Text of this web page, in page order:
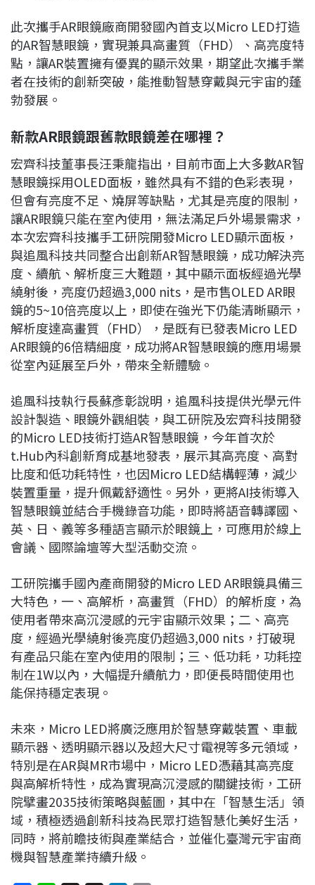
此次攜手AR眼鏡廠商開發國內首支以Micro LED打造
的AR智慧眼鏡，實現兼具高畫質（FHD）、高亮度特
點，讓AR裝置擁有優異的顯示效果，期望此次攜手業
者在技術的創新突破，能推動智慧穿戴與元宇宙的蓬
勃發展。
新款AR眼鏡跟舊款眼鏡差在哪裡？
宏齊科技董事長汪秉龍指出，目前市面上大多數AR智
慧眼鏡採用OLED面板，雖然具有不錯的色彩表現，
但會有亮度不足、燒屏等缺點，尤其是亮度的限制，
讓AR眼鏡只能在室內使用，無法滿足戶外場景需求，
本次宏齊科技攜手工研院開發Micro LED顯示面板，
與追風科技共同整合出創新AR智慧眼鏡，成功解決亮
度、續航、解析度三大難題，其中顯示面板經過光學
繞射後，亮度仍超過3,000 nits，是市售OLED AR眼
鏡的5~10倍亮度以上，即使在強光下仍能清晰顯示，
解析度達高畫質（FHD），是既有已發表Micro LED
AR眼鏡的6倍精細度，成功將AR智慧眼鏡的應用場景
從室內延展至戶外，帶來全新體驗。
追風科技執行長蘇彥彰說明，追風科技提供光學元件
設計製造、眼鏡外觀組裝，與工研院及宏齊科技開發
的Micro LED技術打造AR智慧眼鏡，今年首次於
t.Hub內科創新育成基地發表，展示其高亮度、高對
比度和低功耗特性，也因Micro LED結構輕薄，減少
裝置重量，提升佩戴舒適性。另外，更將AI技術導入
智慧眼鏡並結合手機錄音功能，即時將語音轉譯國、
英、日、義等多種語言顯示於眼鏡上，可應用於線上
會議、國際論壇等大型活動交流。
工研院攜手國內產商開發的Micro LED AR眼鏡具備三
大特色，一、高解析，高畫質（FHD）的解析度，為
使用者帶來高沉浸感的元宇宙顯示效果；二、高亮
度，經過光學繞射後亮度仍超過3,000 nits，打破現
有產品只能在室內使用的限制；三、低功耗，功耗控
制在1W以內，大幅提升續航力，即便長時間使用也
能保持穩定表現。
未來，Micro LED將廣泛應用於智慧穿戴裝置、車載
顯示器、透明顯示器以及超大尺寸電視等多元領域，
特別是在AR與MR市場中，Micro LED憑藉其高亮度
與高解析特性，成為實現高沉浸感的關鍵技術，工研
院擘畫2035技術策略與藍圖，其中在「智慧生活」領
域，積極透過創新科技為民眾打造智慧化美好生活，
同時，將前瞻技術與產業結合，並催化臺灣元宇宙商
機與智慧產業持續升級。